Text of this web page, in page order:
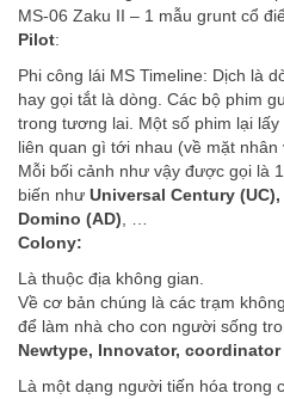
MS-06 Zaku II – 1 mẫu grunt cổ
Pilot:
Phi công lái MS Timeline: Dịch là
hay gọi tắt là dòng. Các bộ phim
trong tương lai. Một số phim lại
liên quan gì tới nhau (về mặt
Mỗi bối cảnh như vậy được gọi là
biến như Universal Century
Domino (AD), …
Colony:
Là thuộc địa không gian.
Về cơ bản chúng là các trạm
để làm nhà cho con người sống
Newtype, Innovator, coordinator
Là một dạng người tiến hóa trong